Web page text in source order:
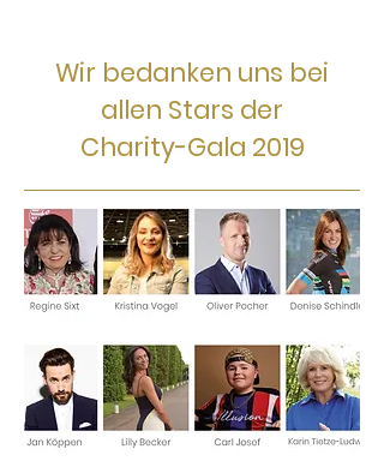
Wir bedanken uns bei
allen Stars der
Charity-Gala 2019